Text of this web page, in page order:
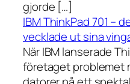
gjorde […]
IBM ThinkPad 701 –
vecklade ut sina
När IBM lanserade
företaget problemet